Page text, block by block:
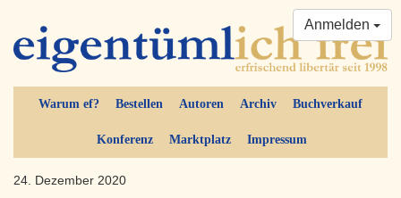
Warum ef? Bestellen Autoren Archiv Buchverkauf
Konferenz Marktplatz Impressum
Anmelden
24. Dezember 2020